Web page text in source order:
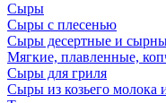
Сыры
Сыры с плесенью
Сыры десертные и
Мягкие, плавленные,
Сыры для гриля
Сыры из козьего молока